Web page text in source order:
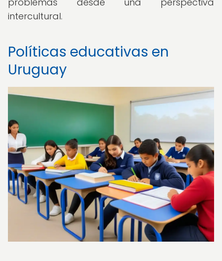
intercultural.
Políticas educativas en
Uruguay